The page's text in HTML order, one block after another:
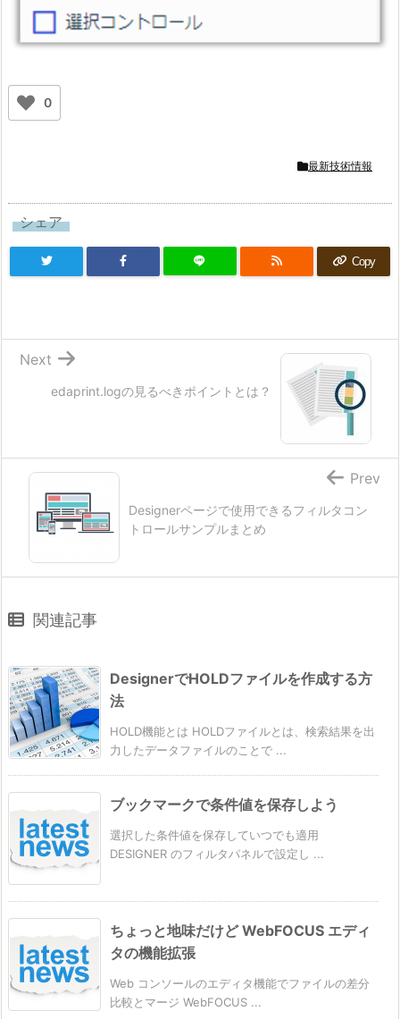
0
最新技術情報
シェア
Copy
edaprint.logの見るべきポイントとは？
Next
Designerページで使用できるフィルタコン
トロールサンプルまとめ
Prev
関連記事
DesignerでHOLDファイルを作成する方
法
HOLD機能とは HOLDファイルとは、検索結果を出
力したデータファイルのことで ...
ブックマークで条件値を保存しよう
選択した条件値を保存していつでも適用
DESIGNER のフィルタパネルで設定し ...
ちょっと地味だけど WebFOCUS エディ
タの機能拡張
Web コンソールのエディタ機能でファイルの差分
比較とマージ WebFOCUS ...